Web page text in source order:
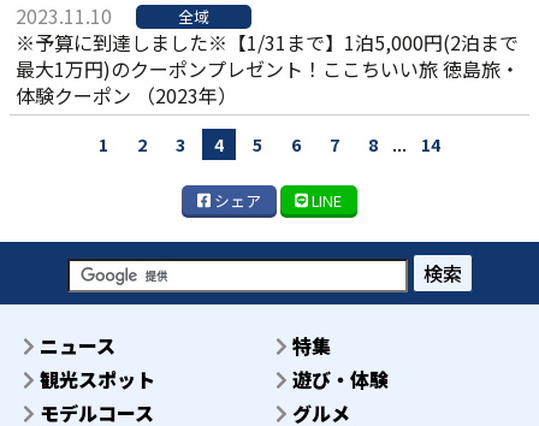
2023.11.10
全域
※予算に到達しました※【1/31まで】1泊5,000円(2泊まで
最大1万円)のクーポンプレゼント！ここちいい旅 徳島旅・
体験クーポン （2023年）
1 2 3 4 5 6 7 8 ... 14
シェア LINE
検索
ニュース
特集
観光スポット
遊び・体験
モデルコース
グルメ